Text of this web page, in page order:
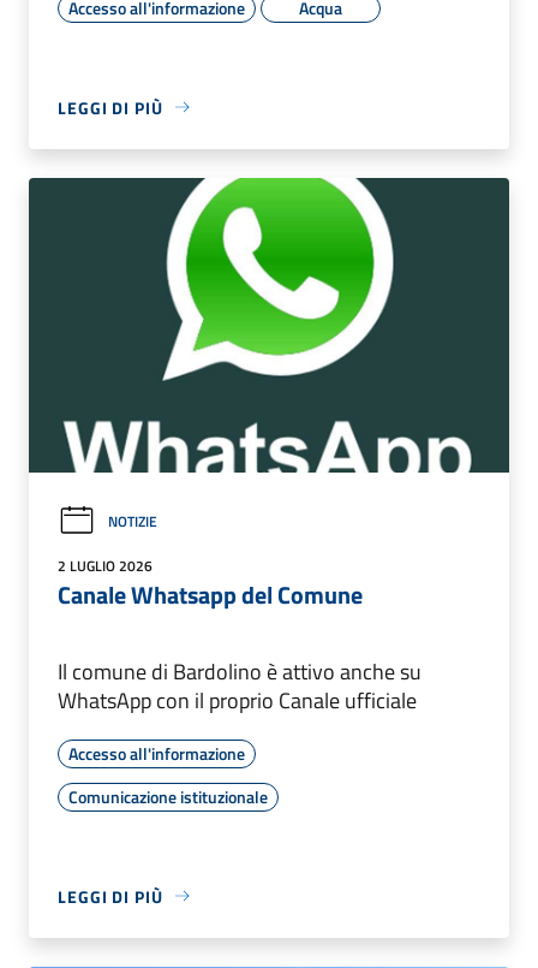
Accesso all'informazione Acqua
LEGGI DI PIÙ
NOTIZIE
2 LUGLIO 2026
Canale Whatsapp del Comune
Il comune di Bardolino è attivo anche su
WhatsApp con il proprio Canale ufficiale
Accesso all'informazione
Comunicazione istituzionale
LEGGI DI PIÙ